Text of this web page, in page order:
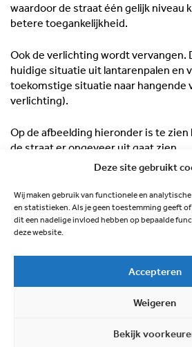
Deze site gebruikt
Wij maken gebruik van functionele en
en statistieken. Als je geen toestemming geeft
dit een nadelige invloed hebben op bepaalde
deze website.
Accepteren
Weigeren
Bekijk
waardoor de straat één gelijk niveau
betere toegankelijkheid.
Ook de verlichting wordt vervangen.
huidige situatie uit lantarenpalen en
toekomstige situatie naar hangende
verlichting).
Op de afbeelding hieronder is te
de straat er ongeveer uit gaat zien.